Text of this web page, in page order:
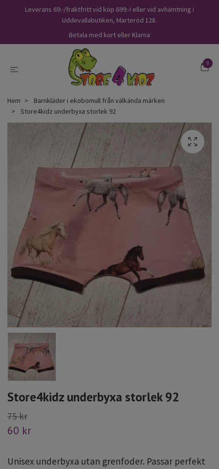
Leverans 69:-/fraktfritt vid köp 699:-! eller vid avhämtning i
Uddevallabutiken, Marteröd 128.
Betala med kort eller Klarna
0
Hem
Barnkläder i ekobomull från välkända märken
Store4kidz underbyxa storlek 92
Store4kidz underbyxa storlek 92
75 kr
60 kr
Unisex underbyxa utan grenfoder. Passar perfekt